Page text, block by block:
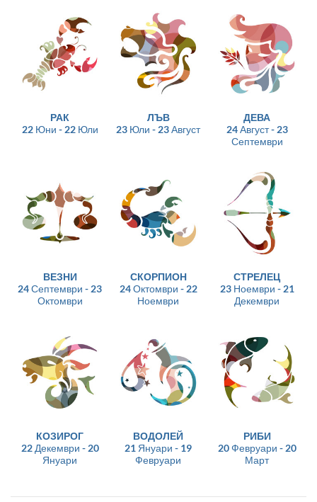
РАК
22 Юни - 22 Юли
ЛЪВ
23 Юли - 23 Август
ДЕВА
24 Август - 23
Септември
ВЕЗНИ
24 Септември - 23
Октомври
СКОРПИОН
24 Октомври - 22
Ноември
СТРЕЛЕЦ
23 Ноември - 21
Декември
КОЗИРОГ
22 Декември - 20
Януари
ВОДОЛЕЙ
21 Януари - 19
Февруари
РИБИ
20 Февруари - 20
Март